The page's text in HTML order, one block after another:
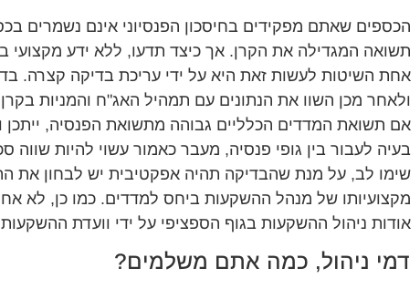
הכספים שאתם מפקידים בחיסכון הפנסיוני אינם נשמרים
תשואה המגדילה את הקרן. אך כיצד תדעו, ללא ידע
ולאחר מכן השוו את הנתונים עם תמהיל האג"ח והמניות
אם תשואת המדדים הכלליים גבוהה מתשואת הפנסיה, ייתכן
בעיה לעבור בין גופי פנסיה, מעבר כאמור עשוי להיות שווה
מקצועיותו של מנהל ההשקעות ביחס למדדים. כמו כן, לא
אודות ניהול ההשקעות בגוף הספציפי על ידי וועדת
דמי ניהול, כמה אתם משלמים?